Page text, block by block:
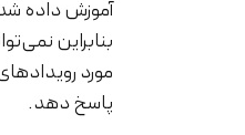
آموزش داده شده است،
بنابراین نمی‌تواند در
مورد رویدادهای جاری
پاسخ دهد.